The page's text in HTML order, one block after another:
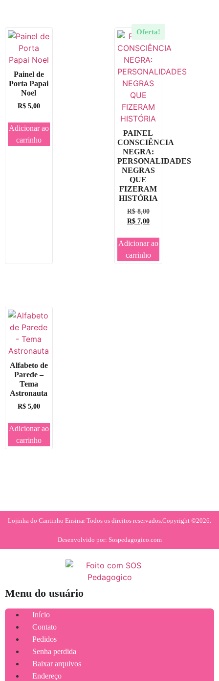
Painel de
Porta Papai
Noel
R$5,00
Adicionar ao
carrinho
Oferta!
PAINEL
CONSCIÊNCIA
NEGRA:
PERSONALIDADES
NEGRAS
QUE
FIZERAM
HISTÓRIA
R$8,00
R$7,00
Adicionar ao
carrinho
Alfabeto de
Parede –
Tema
Astronauta
R$5,00
Adicionar ao
carrinho
Lojinha do Cantinho Ensinar Todos os direitos reservados.Copyright ©2026.
Desenvolvido por: Sospedagogico.com
Menu do usuário
Início
Contato
Pedidos
Senha perdida
Baixar arquivos
Endereço